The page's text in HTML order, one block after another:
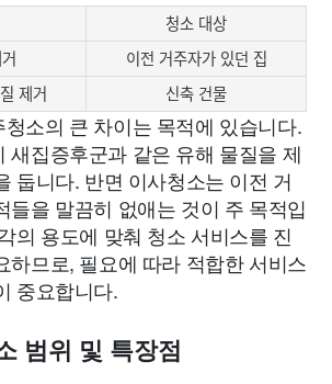
청소 대상
이전 거주자가 있던 집
제거
신축 건물
소의 큰 차이는 목적에 있습니다.
새집증후군과 같은 유해 물질을 제
둡니다. 반면 이사청소는 이전 거
들을 말끔히 없애는 것이 주 목적입
의 용도에 맞춰 청소 서비스를 진
하므로, 필요에 따라 적합한 서비스
중요합니다.
범위 및 특장점